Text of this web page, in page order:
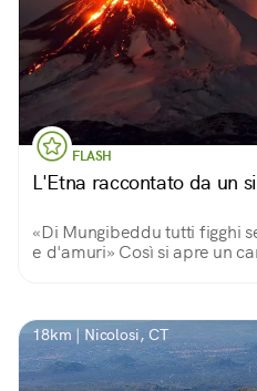
FLASH
L'Etna raccontato da un
«Di Mungibeddu tutti figghi
e d'amuri» Così si apre un
18km | Nicolosi, CT